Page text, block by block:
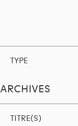
TYPE
ARCHIVES
TITRE(S)